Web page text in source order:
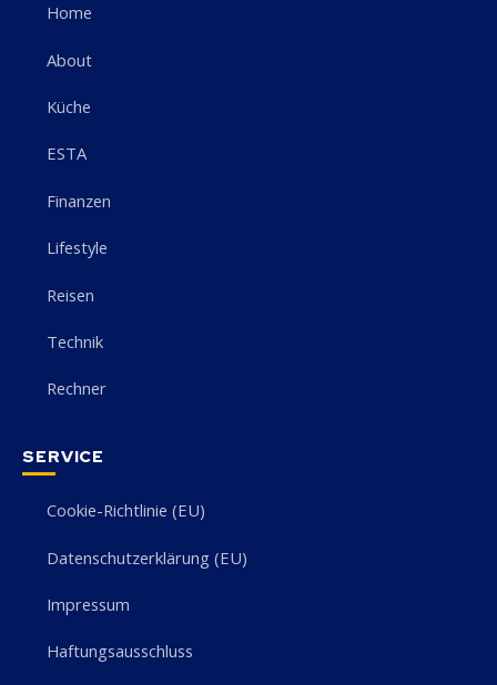
Home
About
Küche
ESTA
Finanzen
Lifestyle
Reisen
Technik
Rechner
SERVICE
Cookie-Richtlinie (EU)
Datenschutzerklärung (EU)
Impressum
Haftungsausschluss